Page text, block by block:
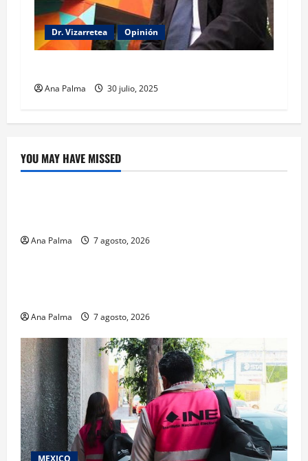
Dr. Vizarretea Opinión
Ana Palma 30 julio, 2025
YOU MAY HAVE MISSED
Crítica de Cine
Ana Palma 7 agosto, 2026
Educación
Ana Palma 7 agosto, 2026